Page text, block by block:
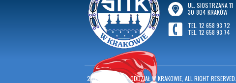
UL. SIOSTRZANA 11
30-804 KRAKÓW
TEL. 12 658 93 72
TEL. 12 658 93 74
2026 SITK RP ODDZIAŁ W KRAKOWIE, ALL RIGHT RESERVED.